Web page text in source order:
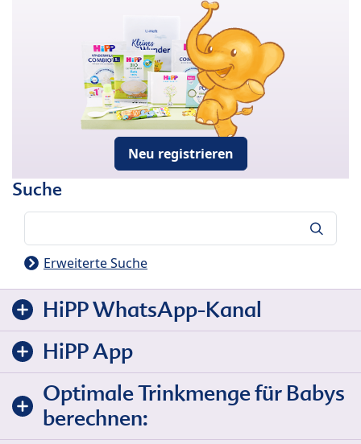
Neu registrieren
Suche
Erweiterte Suche
HiPP WhatsApp-Kanal
HiPP App
Optimale Trinkmenge für Babys
berechnen: